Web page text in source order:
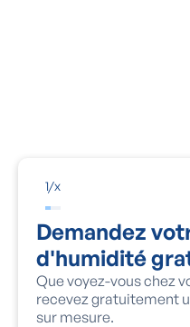
1/x
Demandez
d'humidité
Que voyez-vous chez
recevez gratuitement
sur mesure.